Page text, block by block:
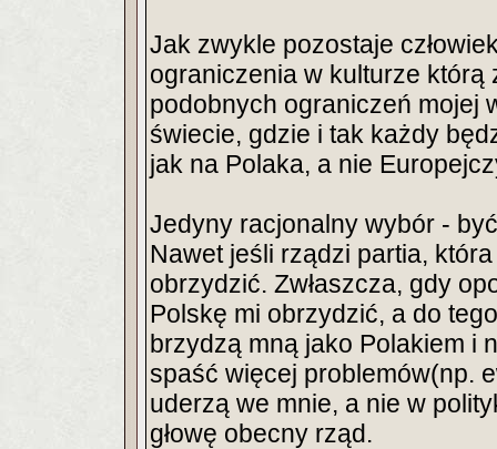
Jak zwykle pozostaje
ograniczenia w kulturze
podobnych ograniczeń mojej
świecie, gdzie i tak każdy
jak na Polaka, a nie
Jedyny racjonalny wybór -
Nawet jeśli rządzi partia,
obrzydzić. Zwłaszcza, gdy
Polskę mi obrzydzić, a do
brzydzą mną jako Polakiem i
spaść więcej problemów(np.
uderzą we mnie, a nie w
głowę obecny rząd.